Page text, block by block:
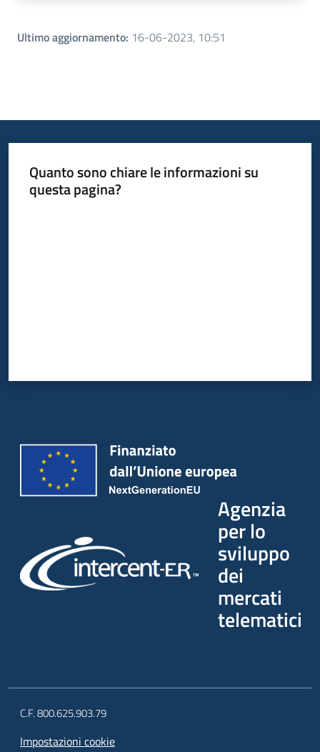
Ultimo aggiornamento: 16-06-2023, 10:51
Quanto sono chiare le informazioni su
questa pagina?
Agenzia
per lo
sviluppo
dei
mercati
telematici
C.F. 800.625.903.79
Impostazioni cookie